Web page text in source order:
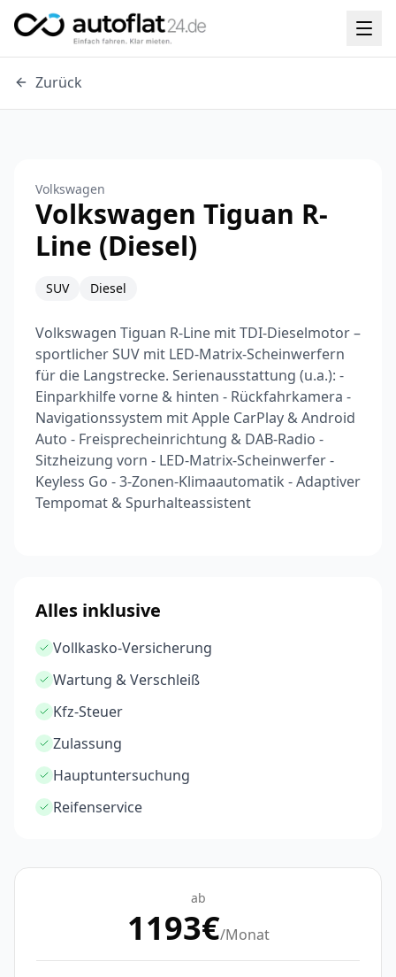
Zurück
Volkswagen
Volkswagen Tiguan R-
Line (Diesel)
SUV Diesel
Volkswagen Tiguan R-Line mit TDI-Dieselmotor –
sportlicher SUV mit LED-Matrix-Scheinwerfern
für die Langstrecke. Serienausstattung (u.a.): -
Einparkhilfe vorne & hinten - Rückfahrkamera -
Navigationssystem mit Apple CarPlay & Android
Auto - Freisprecheinrichtung & DAB-Radio -
Sitzheizung vorn - LED-Matrix-Scheinwerfer -
Keyless Go - 3-Zonen-Klimaautomatik - Adaptiver
Tempomat & Spurhalteassistent
Alles inklusive
Vollkasko-Versicherung
Wartung & Verschleiß
Kfz-Steuer
Zulassung
Hauptuntersuchung
Reifenservice
ab
1193€/Monat